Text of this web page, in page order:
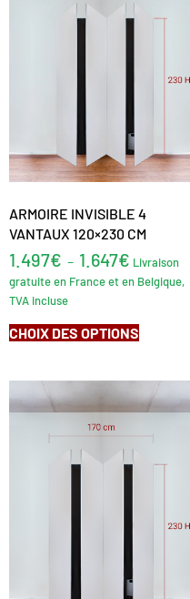
ARMOIRE INVISIBLE 4
VANTAUX 120×230 CM
1.497€ – 1.647€ Livraison
gratuite en France et en Belgique,
TVA incluse
CHOIX DES OPTIONS